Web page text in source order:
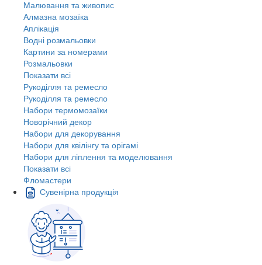
Малювання та живопис
Алмазна мозаїка
Аплікація
Водні розмальовки
Картини за номерами
Розмальовки
Показати всі
Рукоділля та ремесло
Рукоділля та ремесло
Набори термомозаїки
Новорічний декор
Набори для декорування
Набори для квілінгу та орігамі
Набори для ліплення та моделювання
Показати всі
Фломастери
Сувенірна продукція